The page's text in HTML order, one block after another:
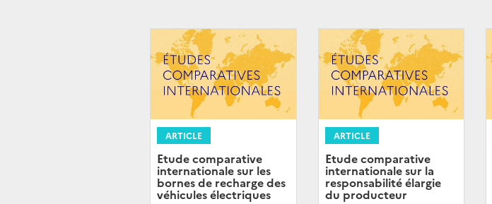
ARTICLE
Etude comparative
internationale sur les
bornes de recharge des
véhicules électriques
ARTICLE
Etude comparative
internationale sur la
responsabilité élargie
du producteur